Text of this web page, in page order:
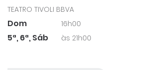
TEATRO TIVOLI BBVA
Dom 16h00
5ª, 6ª, Sáb às 21h00